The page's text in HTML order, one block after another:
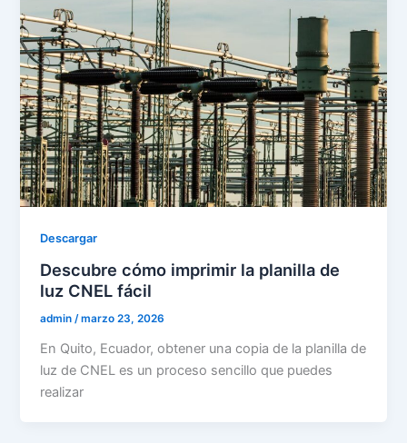
Descargar
Descubre cómo imprimir la planilla de
luz CNEL fácil
admin /marzo 23, 2026
En Quito, Ecuador, obtener una copia de la planilla de
luz de CNEL es un proceso sencillo que puedes
realizar